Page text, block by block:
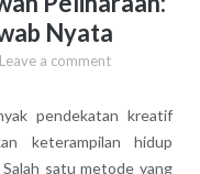
Nyata
Leave a comment
pendekatan kreatif
keterampilan hidup
satu metode yang